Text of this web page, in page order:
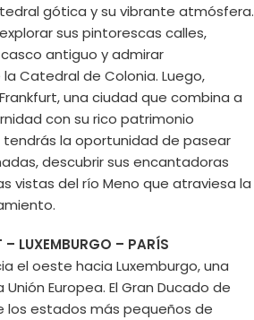
gótica y su vibrante atmósfera.
sus pintorescas calles,
antiguo y admirar
Catedral de Colonia. Luego,
una ciudad que combina a
con su rico patrimonio
tendrás la oportunidad de pasear
descubrir sus encantadoras
vistas del río Meno que atraviesa la
– PARÍS
el oeste hacia Luxemburgo, una
Europea. El Gran Ducado de
los estados más pequeños de